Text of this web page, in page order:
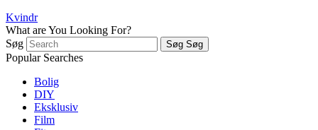
Kvindr
What are You Looking For?
Søg
Søg Søg
Popular Searches
Bolig
DIY
Eksklusiv
Film